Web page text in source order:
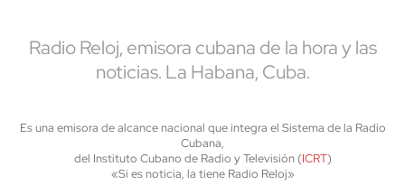
Radio Reloj, emisora cubana de la hora y las
noticias. La Habana, Cuba.
Es una emisora de alcance nacional que integra el Sistema de la Radio
Cubana,
del Instituto Cubano de Radio y Televisión (ICRT)
«Si es noticia, la tiene Radio Reloj»